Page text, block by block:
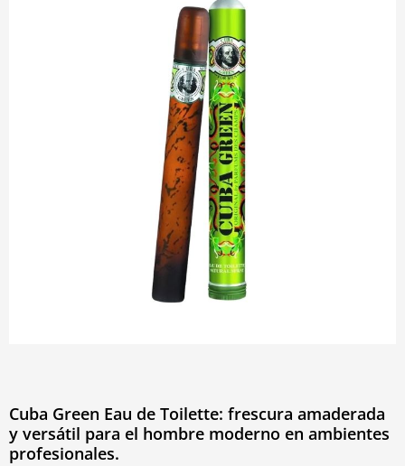
Cuba Green Eau de Toilette: frescura amaderada
y versátil para el hombre moderno en ambientes
profesionales.